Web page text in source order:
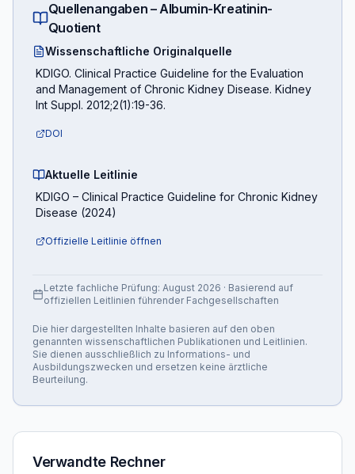
Quellenangaben –Albumin-Kreatinin-
Quotient
Wissenschaftliche Originalquelle
KDIGO. Clinical Practice Guideline for the Evaluation
and Management of Chronic Kidney Disease. Kidney
Int Suppl. 2012;2(1):19-36.
DOI
Aktuelle Leitlinie
KDIGO – Clinical Practice Guideline for Chronic Kidney
Disease (2024)
Offizielle Leitlinie öffnen
Letzte fachliche Prüfung: August 2026 · Basierend auf
offiziellen Leitlinien führender Fachgesellschaften
Die hier dargestellten Inhalte basieren auf den oben
genannten wissenschaftlichen Publikationen und Leitlinien.
Sie dienen ausschließlich zu Informations- und
Ausbildungszwecken und ersetzen keine ärztliche
Beurteilung.
Verwandte Rechner